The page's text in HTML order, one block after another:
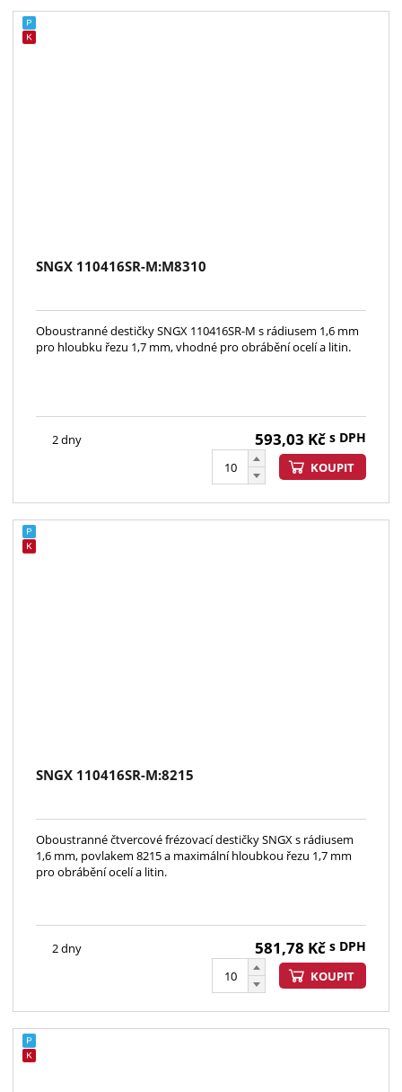
SNGX 110416SR-M:M8310
Oboustranné destičky SNGX 110416SR-M s rádiusem 1,6 mm
pro hloubku řezu 1,7 mm, vhodné pro obrábění ocelí a litin.
2 dny 593,03 Kč s DPH
KOUPIT
SNGX 110416SR-M:8215
Oboustranné čtvercové frézovací destičky SNGX s rádiusem
1,6 mm, povlakem 8215 a maximální hloubkou řezu 1,7 mm
pro obrábění ocelí a litin.
2 dny 581,78 Kč s DPH
KOUPIT